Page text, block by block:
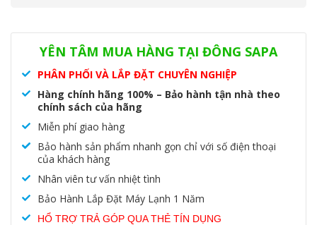
Danh mục:Tủ lạnh,Tủ lạnh Aqua
YÊN TÂM MUA HÀNG TẠI ĐÔNG SAPA
PHÂN PHỐI VÀ LẮP ĐẶT CHUYÊN NGHIỆP
Hàng chính hãng 100% – Bảo hành tận nhà theo
chính sách của hãng
Miễn phí giao hàng
Bảo hành sản phẩm nhanh gọn chỉ với số điện thoại
của khách hàng
Nhân viên tư vấn nhiệt tình
Bảo Hành Lắp Đặt Máy Lạnh 1 Năm
HỔ TRỢ TRẢ GÓP QUA THẺ TÍN DỤNG